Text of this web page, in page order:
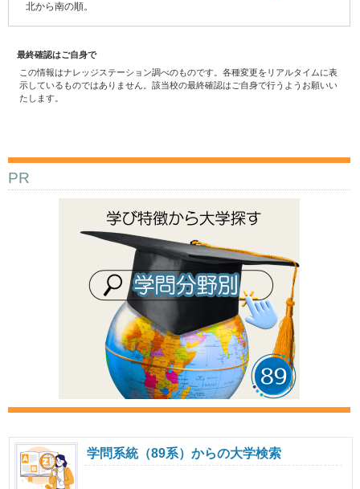
北から南の順。
最終確認はご自身で
この情報はナレッジステーション調べのものです。各種変更をリアルタイムに表
示しているものではありません。該当校の最終確認はご自身で行うようお願いい
たします。
PR
学問系統（89系）からの大学検索